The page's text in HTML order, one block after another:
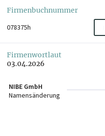
Firmenbuchnummer
078375h
Firmenwortlaut
03.04.2026
NIBE GmbH
Namensänderung